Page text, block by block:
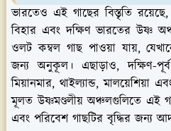
ভারতেও এই গাছের বিস্তৃতি
বিহার এবং দক্ষিণ ভারতের উষ্ণ
ওলট কম্বল গাছ পাওয়া যায়,
জন্য অনুকূল। এছাড়াও, দক্ষিণ-
মিয়ানমার, থাইল্যান্ড, মালয়েশিয়া
মূলত উষ্ণমণ্ডলীয় অঞ্চলগুলিতে এই
এবং পরিবেশ গাছটির বৃদ্ধির জন্য